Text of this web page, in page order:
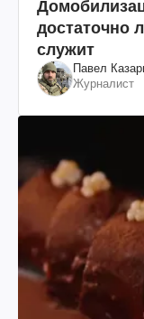
достаточно
служит
Павел
Журналист